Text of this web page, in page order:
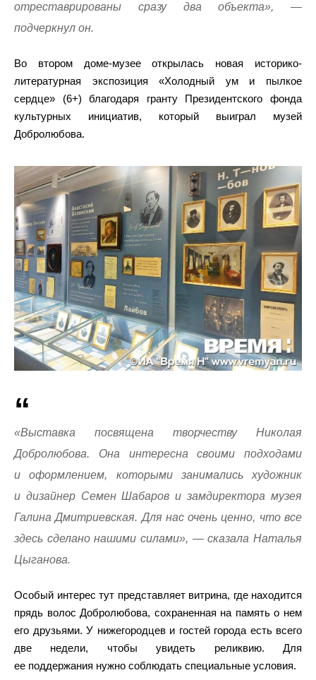
отреставрированы сразу два объекта», —
подчеркнул он.
Во втором доме-музее открылась новая историко-
литературная экспозиция «Холодный ум и пылкое
сердце» (6+) благодаря гранту Президентского фонда
культурных инициатив, который выиграл музей
Добролюбова.
«Выставка посвящена творчеству Николая
Добролюбова. Она интересна своими подходами
и оформлением, которыми занимались художник
и дизайнер Семен Шабаров и замдиректора музея
Галина Дмитриевская. Для нас очень ценно, что все
здесь сделано нашими силами», — сказала Наталья
Цыганова.
Особый интерес тут представляет витрина, где находится
прядь волос Добролюбова, сохраненная на память о нем
его друзьями. У нижегородцев и гостей города есть всего
две недели, чтобы увидеть реликвию. Для
ее поддержания нужно соблюдать специальные условия.